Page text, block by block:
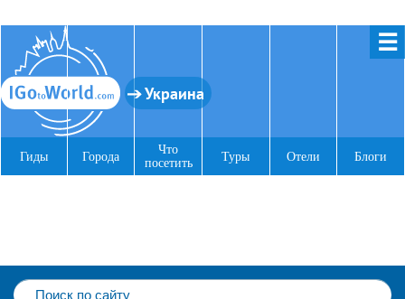
☰
Украина
Гиды Города
Что
посетить
Туры Отели Блоги